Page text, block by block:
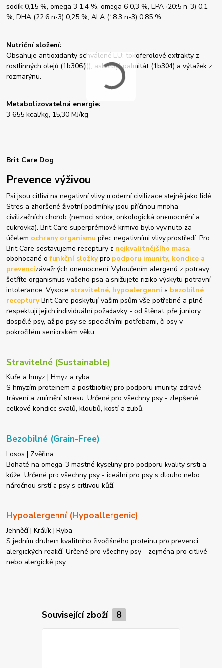
sodík 0,15 %, omega 3 1,4 %, omega 6 0,3 %, EPA (20:5 n-3) 0,1
%, DHA (22:6 n-3) 0,25 %, ALA (18:3 n-3) 0,85 %.
Nutriční složení:
Obsahuje antioxidanty schválené EU: tokoferolové extrakty z
rostlinných olejů (1b306(i)), askorbyl palmitát (1b304) a výtažek z
rozmarýnu.
Metabolizovatelná energie:
3 655 kcal/kg, 15,30 MJ/kg
Brit Care Dog
Prevence výživou
Psi jsou citliví na negativní vlivy moderní civilizace stejně jako lidé.
Stres a zhoršené životní podmínky jsou příčinou mnoha
civilizačních chorob (nemoci srdce, onkologická onemocnění a
cukrovka). Brit Care superprémiové krmivo bylo vyvinuto za
účelem ochrany organismu před negativními vlivy prostředí. Pro
Brit Care sestavujeme receptury z nejkvalitnějšího masa,
obohocané ofunkční složkypro podporu imunity, kondice a
prevencizávažných onemocnení. Vyloučením alergenů z potravy
šetříte organismus vašeho psa a snižujete riziko výskytu potravní
intolerance. Vysoce stravitelné, hypoalergennía bezobilné
recepturyBrit Care poskytují vašim psům vše potřebné a plně
respektují jejich individuální požadavky - od štěnat, pře juniory,
dospělé psy, až po psy se speciálními potřebami, či psy v
pokročilém seniorském věku.
Stravitelné (Sustainable)
Kuře a hmyz | Hmyz a ryba
S hmyzím proteinem a postbiotiky pro podporu imunity, zdravé
trávení a zmírnění stresu. Určené pro všechny psy - zlepšené
celkové kondice svalů, kloubů, kostí a zubů.
Bezobilné (Grain-Free)
Losos | Zvěřina
Bohaté na omega-3 mastné kyseliny pro podporu kvality srsti a
kůže. Určené pro všechny psy - ideální pro psy s dlouho nebo
náročnou srstí a psy s citlivou kůží.
Hypoalergenní (Hypoallergenic)
Jehněčí | Králík | Ryba
S jedním druhem kvalitního živočišného proteinu pro prevenci
alergických reakčí. Určené pro všechny psy - zejména pro citlivé
nebo alergické psy.
Související zboží 8